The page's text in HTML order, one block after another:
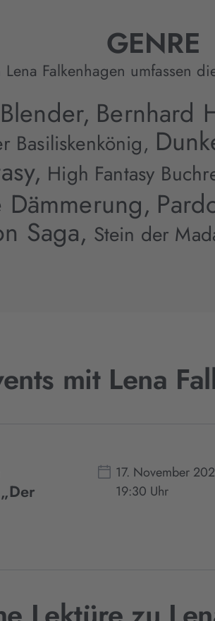
GENRE
Falkenhagen umfassen
Bernhard
Basiliskenkönig,
High Fantasy
Saga, Stein der
mit Lena
17. November
19:30 Uhr